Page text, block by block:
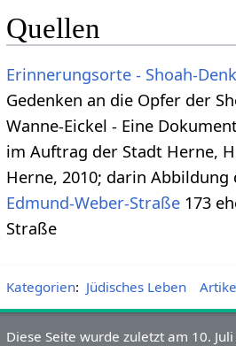
Quellen
Erinnerungsorte - Shoah-
Gedenken an die Opfer der
Wanne-Eickel - Eine
im Auftrag der Stadt Herne,
Herne, 2010; darin
Edmund-Weber-Straße173
Straße
Kategorien: Jüdisches Leben
Diese Seite wurde zuletzt am 10.